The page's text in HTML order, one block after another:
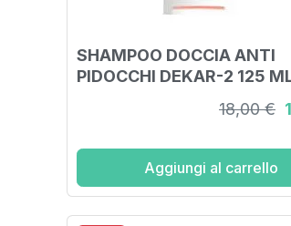
SHAMPOO DOCCIA ANTI
PIDOCCHI DEKAR-2 125
18,00 €
Aggiungi al carrello